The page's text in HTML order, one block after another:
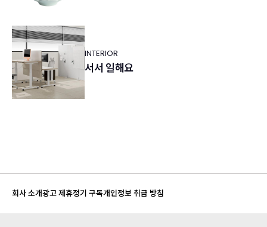
INTERIOR
서서 일해요
회사 소개광고 제휴정기 구독개인정보 취급 방침